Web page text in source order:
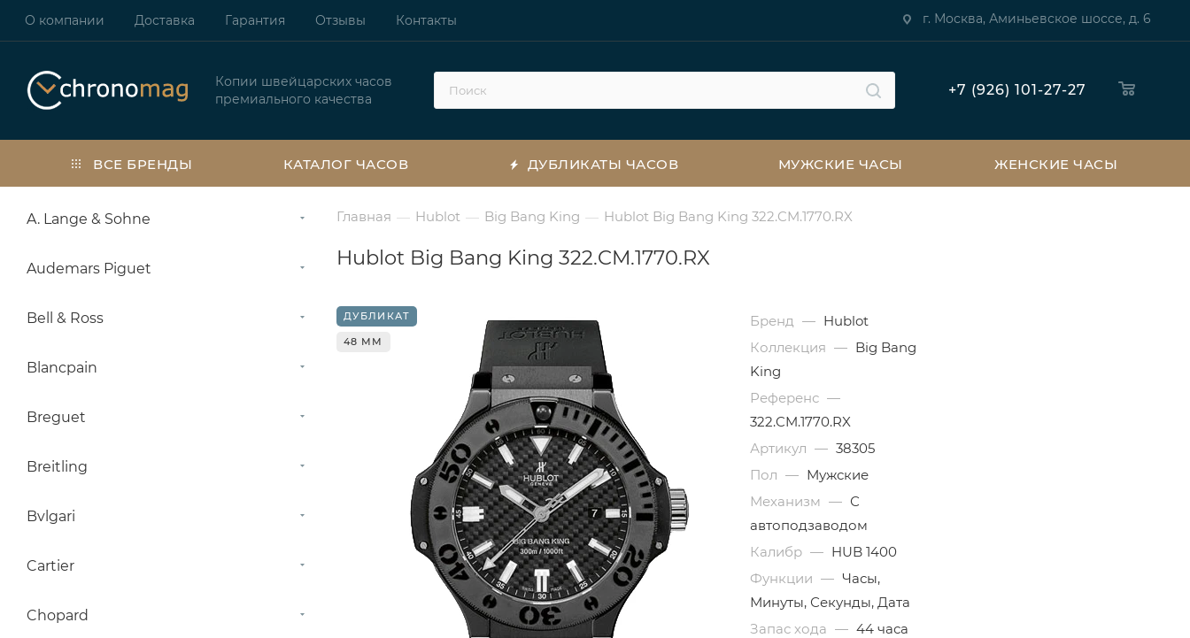
О компании Доставка Гарантия Отзывы Контакты г. Москва, Аминьевское шоссе, д. 6
Копии швейцарских часов
премиального качества
+7 (926) 101-27-27
ВСЕ БРЕНДЫ КАТАЛОГ ЧАСОВ ДУБЛИКАТЫ ЧАСОВ МУЖСКИЕ ЧАСЫ ЖЕНСКИЕ ЧАСЫ
Главная — Hublot — Big Bang King — Hublot Big Bang King 322.CM.1770.RX
Hublot Big Bang King 322.CM.1770.RX
ДУБЛИКАТ
48 ММ
Бренд — Hublot
Коллекция — Big Bang
King
Референс —
322.CM.1770.RX
Артикул — 38305
Пол — Мужские
Механизм — С
автоподзаводом
Калибр — HUB 1400
Функции — Часы,
Минуты, Секунды, Дата
Запас хода — 44 часа
A. Lange & Sohne
Audemars Piguet
Bell & Ross
Blancpain
Breguet
Breitling
Bvlgari
Cartier
Chopard